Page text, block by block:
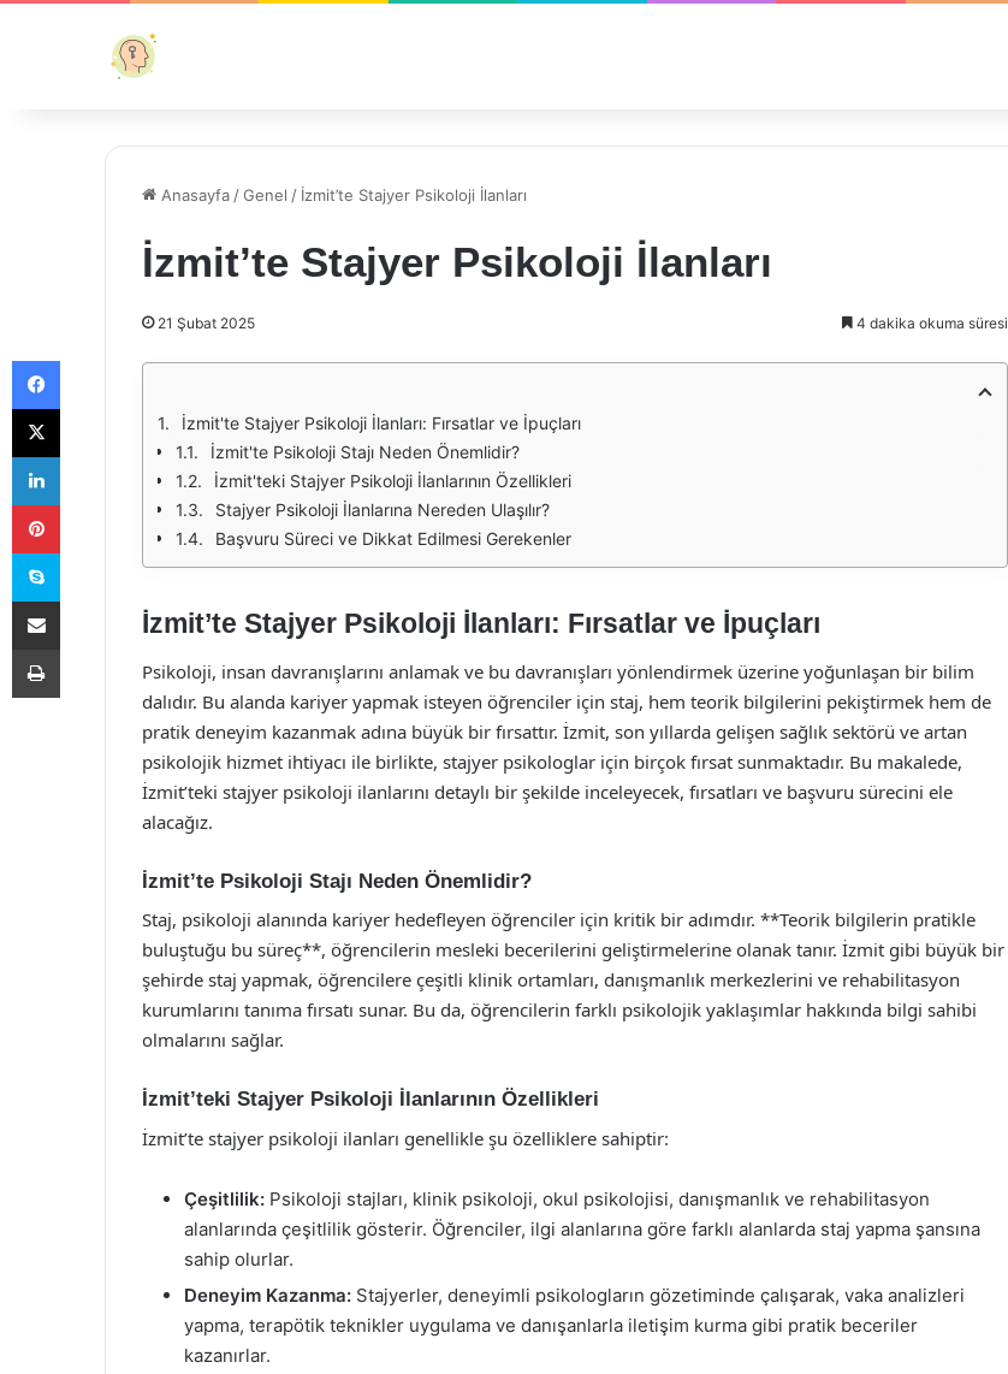
Anasayfa /Genel / İzmit’te Stajyer Psikoloji İlanları
İzmit’te Stajyer Psikoloji İlanları
21 Şubat 2025 4 dakika okuma süresi
İzmit'te Stajyer Psikoloji İlanları: Fırsatlar ve İpuçları
İzmit'te Psikoloji Stajı Neden Önemlidir?
İzmit'teki Stajyer Psikoloji İlanlarının Özellikleri
Stajyer Psikoloji İlanlarına Nereden Ulaşılır?
Başvuru Süreci ve Dikkat Edilmesi Gerekenler
İzmit’te Stajyer Psikoloji İlanları: Fırsatlar ve İpuçları
Psikoloji, insan davranışlarını anlamak ve bu davranışları yönlendirmek üzerine yoğunlaşan bir bilim
dalıdır. Bu alanda kariyer yapmak isteyen öğrenciler için staj, hem teorik bilgilerini pekiştirmek hem de
pratik deneyim kazanmak adına büyük bir fırsattır. İzmit, son yıllarda gelişen sağlık sektörü ve artan
psikolojik hizmet ihtiyacı ile birlikte, stajyer psikologlar için birçok fırsat sunmaktadır. Bu makalede,
İzmit’teki stajyer psikoloji ilanlarını detaylı bir şekilde inceleyecek, fırsatları ve başvuru sürecini ele
alacağız.
İzmit’te Psikoloji Stajı Neden Önemlidir?
Staj, psikoloji alanında kariyer hedefleyen öğrenciler için kritik bir adımdır. **Teorik bilgilerin pratikle
buluştuğu bu süreç**, öğrencilerin mesleki becerilerini geliştirmelerine olanak tanır. İzmit gibi büyük bir
şehirde staj yapmak, öğrencilere çeşitli klinik ortamları, danışmanlık merkezlerini ve rehabilitasyon
kurumlarını tanıma fırsatı sunar. Bu da, öğrencilerin farklı psikolojik yaklaşımlar hakkında bilgi sahibi
olmalarını sağlar.
İzmit’teki Stajyer Psikoloji İlanlarının Özellikleri
İzmit’te stajyer psikoloji ilanları genellikle şu özelliklere sahiptir:
Çeşitlilik: Psikoloji stajları, klinik psikoloji, okul psikolojisi, danışmanlık ve rehabilitasyon
alanlarında çeşitlilik gösterir. Öğrenciler, ilgi alanlarına göre farklı alanlarda staj yapma şansına
sahip olurlar.
Deneyim Kazanma: Stajyerler, deneyimli psikologların gözetiminde çalışarak, vaka analizleri
yapma, terapötik teknikler uygulama ve danışanlarla iletişim kurma gibi pratik beceriler
kazanırlar.
Facebook
X
LinkedIn
Pinterest
Skype
E-Posta ile paylaş